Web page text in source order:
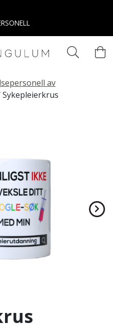
av
Sykepleierkrus